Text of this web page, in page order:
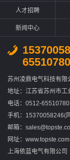
人才招聘
新闻中心
65510780
苏州凌鼎电气科技有限
地址：江苏省苏州市
电话：0512-65510780
手机：15370058246(
邮箱：
网址：www.topste.com
上海依蓝电气有限公司